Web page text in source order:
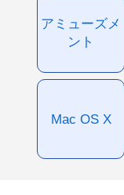
アミューズメ
ント
Mac OS X